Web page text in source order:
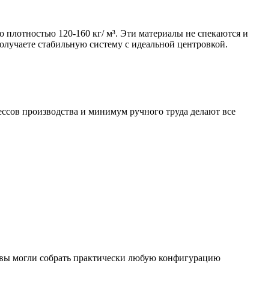
плотностью 120-160 кг/ м³. Эти материалы не спекаются и
стабильную систему с идеальной центровкой.
производства и минимум ручного труда делают все
могли собрать практически любую конфигурацию